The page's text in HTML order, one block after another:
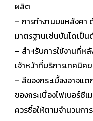
ผลิต
– การทำงานบนหลังค
มาตรฐานเช่นบันไดเป็น
– สำหรับการใช้งานที่ห
เจ้าหน้าที่บริการเทคนิค
– สีของกระเบื้องอาจแ
ของกระเบื้องไฟเบอร์ซี
ควรซื้อให้ตามจำนวนกา